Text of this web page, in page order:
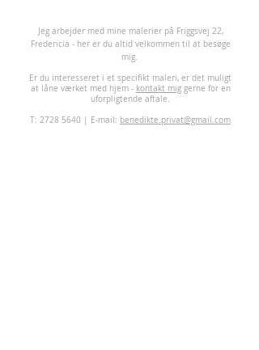
eg arbejder med mine malerier på Friggsvej 22,
Fredericia - her er du altid velkommen til at besøge
mig.
Er du interesseret i et specifikt maleri, er det muligt
at låne værket med hjem - kontakt miggerne for en
uforpligtende aftale.
T: 2728 5640 | E-mail: benedikte.privat@gmail.com